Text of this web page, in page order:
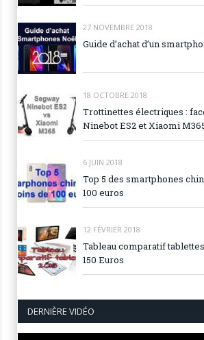
27 NOVEMBRE 2018
Guide d’achat d’un
18 OCTOBRE 2018
Trottinettes électriques :
Ninebot ES2 et Xiaomi
6 JUIN 2018
Top 5 des smartphones
100 euros
12 FÉVRIER 2018
Tableau comparatif
150 Euros
DERNIÈRE VIDÉO